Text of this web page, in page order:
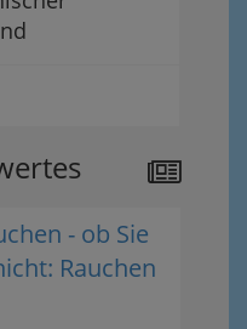
- ob Sie
Rauchen